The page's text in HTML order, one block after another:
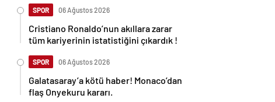
SPOR 06 Ağustos 2026
Cristiano Ronaldo’nun akıllara zarar
tüm kariyerinin istatistiğini çıkardık !
SPOR 06 Ağustos 2026
Galatasaray’a kötü haber! Monaco’dan
flaş Onyekuru kararı.